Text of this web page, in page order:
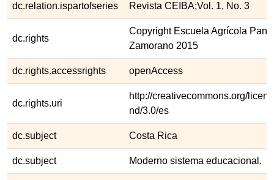
dc.relation.ispartofseries Revista CEIBA;Vol. 1, No. 3
dc.rights
Copyright Escuela Agrícola
Zamorano 2015
dc.rights.accessrights openAccess
dc.rights.uri
http://creativecommons.org/
nd/3.0/es
dc.subject Costa Rica
dc.subject Moderno sistema educacional.